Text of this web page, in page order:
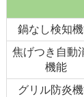
鍋なし検知
焦げつき自動
機能
グリル防炎